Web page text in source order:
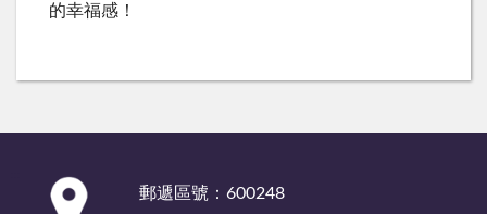
的幸福感！
郵遞區號：600248